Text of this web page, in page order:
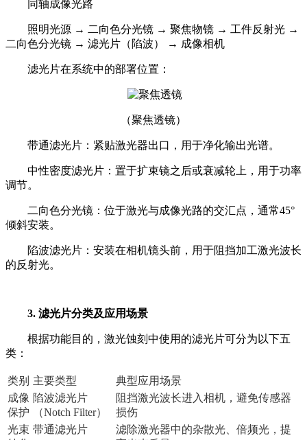
同轴成像光路
照明光源 → 二向色分光镜 → 聚焦物镜 → 工件反射光 →
二向色分光镜 → 滤光片（陷波） → 成像相机
滤光片在系统中的部署位置：
（聚焦透镜）
带通滤光片：紧贴激光器出口，用于净化输出光谱。
中性密度滤光片：置于扩束镜之后或衰减轮上，用于功率
调节。
二向色分光镜：位于激光与成像光路的交汇点，通常45°
倾斜安装。
陷波滤光片：安装在相机镜头前，用于阻挡加工激光波长
的反射光。
3. 滤光片分类及应用场景
根据功能目的，激光蚀刻中使用的滤光片可分为以下五
类：
类别 主要类型
典型应用场景
成像
保护
陷波滤光片
（Notch Filter）
阻挡激光波长进入相机，避免传感器
损伤
光束 带通滤光片
滤除激光器中的杂散光、倍频光，提